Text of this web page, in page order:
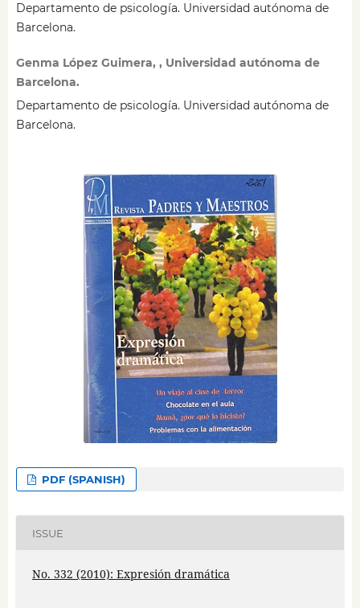
Departamento de psicología. Universidad autónoma de
Barcelona.
Genma López Guimera, , Universidad autónoma de
Barcelona.
Departamento de psicología. Universidad autónoma de
Barcelona.
PDF (SPANISH)
ISSUE
No. 332 (2010): Expresión dramática